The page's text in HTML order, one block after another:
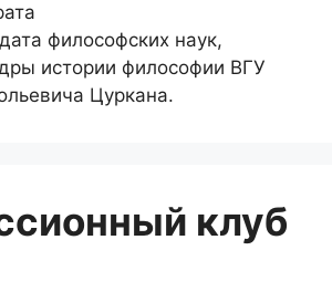
философских наук,
истории философии ВГУ
Цуркана.
клуб